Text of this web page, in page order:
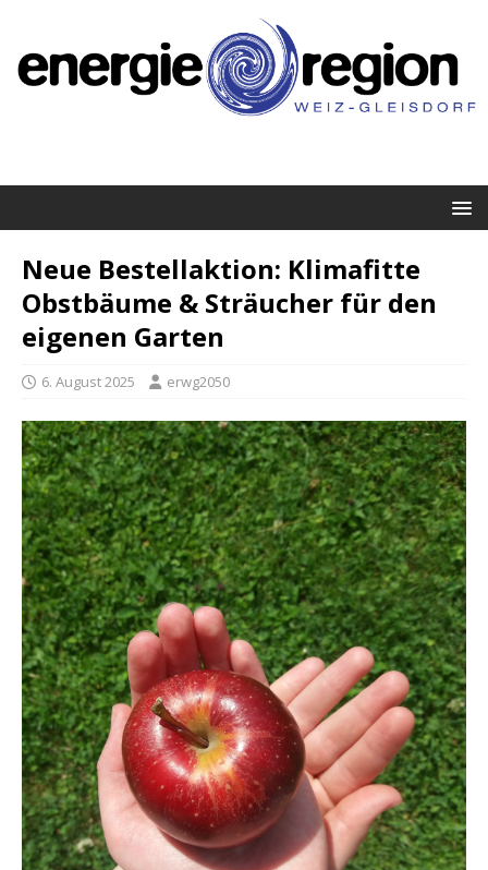
Neue Bestellaktion: Klimafitte
Obstbäume & Sträucher für den
eigenen Garten
6. August 2025 erwg2050